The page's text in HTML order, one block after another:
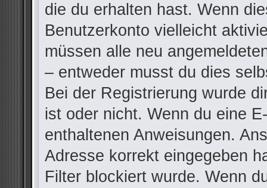
die du erhalten hast. Wenn
Benutzerkonto vielleicht
müssen alle neu
– entweder musst du dies
Bei der Registrierung wurde
ist oder nicht. Wenn du eine
enthaltenen Anweisungen.
Adresse korrekt eingegeben
Filter blockiert wurde. Wenn